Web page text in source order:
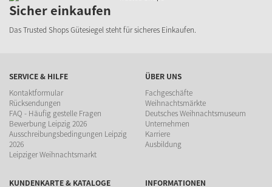
Sicher einkaufen
Das Trusted Shops Gütesiegel steht für sicheres Einkaufen.
SERVICE & HILFE
Kontaktformular
Rücksendungen
FAQ - Häufig gestelle Fragen
Bewerbung Leipzig 2026
Ausschreibungsbedingungen Leipzig
2026
Leipziger Weihnachtsmarkt
ÜBER UNS
Fachgeschäfte
Weihnachtsmärkte
Deutsches Weihnachtsmuseum
Unternehmen
Karriere
Ausbildung
KUNDENKARTE & KATALOGE
INFORMATIONEN